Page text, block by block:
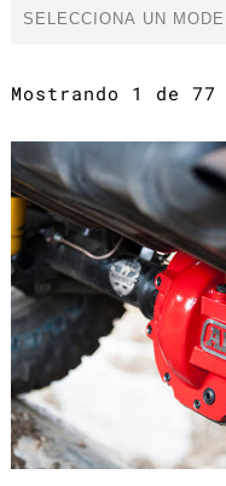
Mostrando 1 de